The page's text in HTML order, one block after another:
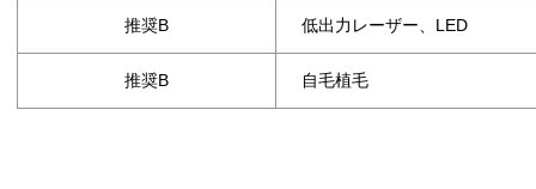
推奨B 低出力レーザー、LED
推奨B 自毛植毛